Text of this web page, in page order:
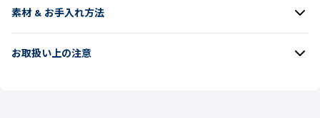
素材 & お手入れ方法
お取扱い上の注意